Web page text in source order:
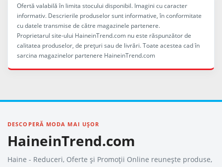
Ofertă valabilă în limita stocului disponibil. Imagini cu caracter
informativ. Descrierile produselor sunt informative, în conformitate
cu datele transmise de către magazinele partenere.
Proprietarul site-ului HaineinTrend.com nu este răspunzător de
calitatea produselor, de preţuri sau de livrări. Toate acestea cad în
sarcina magazinelor partenere HaineinTrend.com
DESCOPERĂ MODA MAI UȘOR
HaineinTrend.com
Haine - Reduceri, Oferte şi Promoţii Online reunește produse,